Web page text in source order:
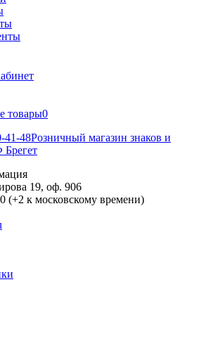
товары0
41-48Розничный магазин знаков и
19, оф. 906
(+2 к московскому времени)